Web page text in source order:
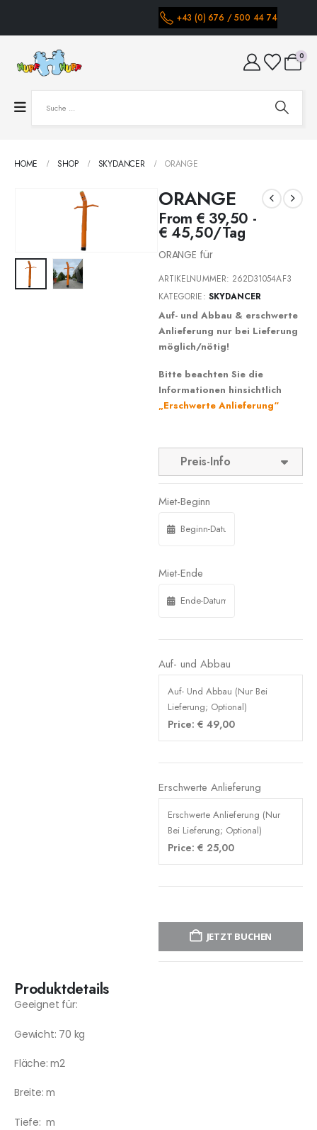
+43 (0) 676 / 500 44 74
0
HOME SHOP SKYDANCER ORANGE
ORANGE
From € 39,50 -
€ 45,50/Tag
ORANGE für
ARTIKELNUMMER: 262D31054AF3
KATEGORIE: SKYDANCER
Auf- und Abbau & erschwerte
Anlieferung nur bei Lieferung
möglich/nötig!
Bitte beachten Sie die
Informationen hinsichtlich
„Erschwerte Anlieferung“
Preis-Info
Miet-Beginn
Miet-Ende
Auf- und Abbau
Auf- Und Abbau (Nur Bei
Lieferung; Optional)
Price: € 49,00
Erschwerte Anlieferung
Erschwerte Anlieferung (Nur
Bei Lieferung; Optional)
Price: € 25,00
JETZT BUCHEN
Produktdetails
Geeignet für:
Gewicht: 70 kg
Fläche: m2
Breite: m
Tiefe: m